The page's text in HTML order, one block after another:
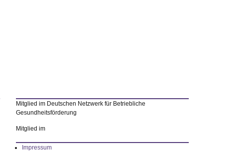
Mitglied im Deutschen Netzwerk für Betriebliche
Gesundheitsförderung
Mitglied im
Impressum